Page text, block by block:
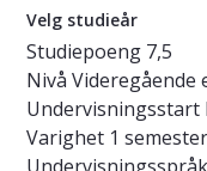
Velg studieår
Studiepoeng 7,5
Nivå Videregående
Undervisningsstart
Varighet 1 semester